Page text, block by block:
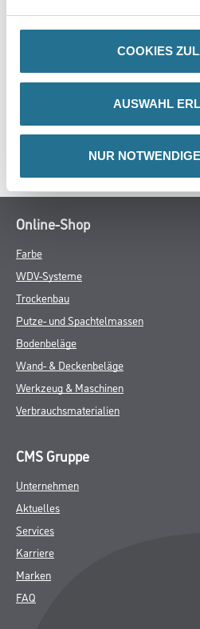
COOKIES
AUSWAHL
NUR
ZUSATZINFOS
GEFAHRENHINWEISE
SPEZIFIKATIONEN
Online-Shop
Farbe
WDV-Systeme
Trockenbau
Putze- und Spachtelmassen
Bodenbeläge
Wand- & Deckenbeläge
Werkzeug & Maschinen
Verbrauchsmaterialien
CMS Gruppe
Unternehmen
Aktuelles
Services
Karriere
Marken
FAQ